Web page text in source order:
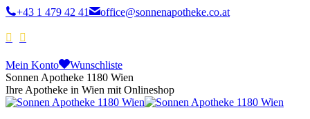
+43 1 479 42 41 office@sonnenapotheke.co.at
Mein Konto
Wunschliste
Sonnen Apotheke 1180 Wien
Ihre Apotheke in Wien mit Onlineshop